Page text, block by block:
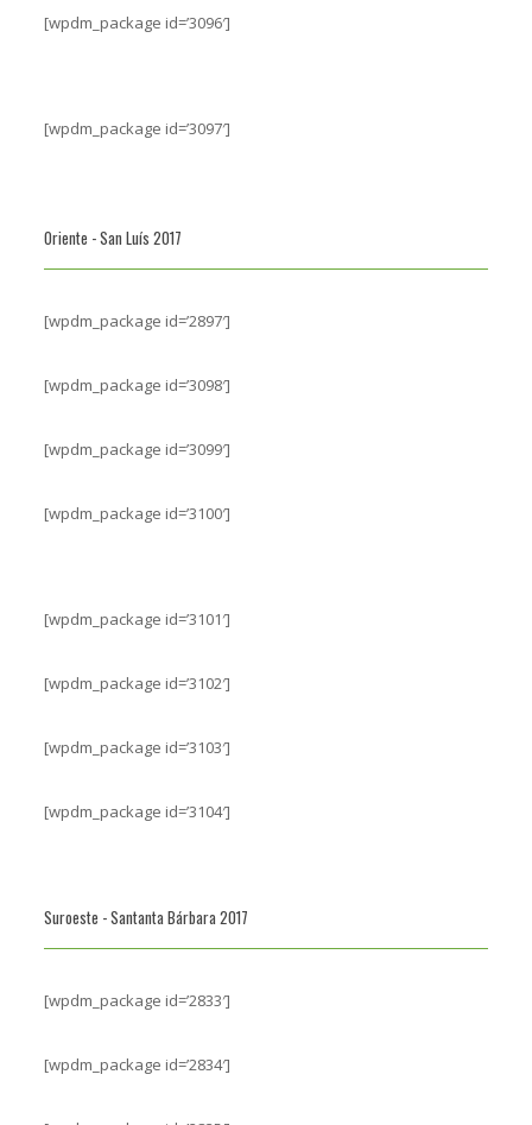
[wpdm_package id=’3096′]
[wpdm_package id=’3097′]
Oriente - San Luís 2017
[wpdm_package id=’2897′]
[wpdm_package id=’3098′]
[wpdm_package id=’3099′]
[wpdm_package id=’3100′]
[wpdm_package id=’3101′]
[wpdm_package id=’3102′]
[wpdm_package id=’3103′]
[wpdm_package id=’3104′]
Suroeste - Santanta Bárbara 2017
[wpdm_package id=’2833′]
[wpdm_package id=’2834′]